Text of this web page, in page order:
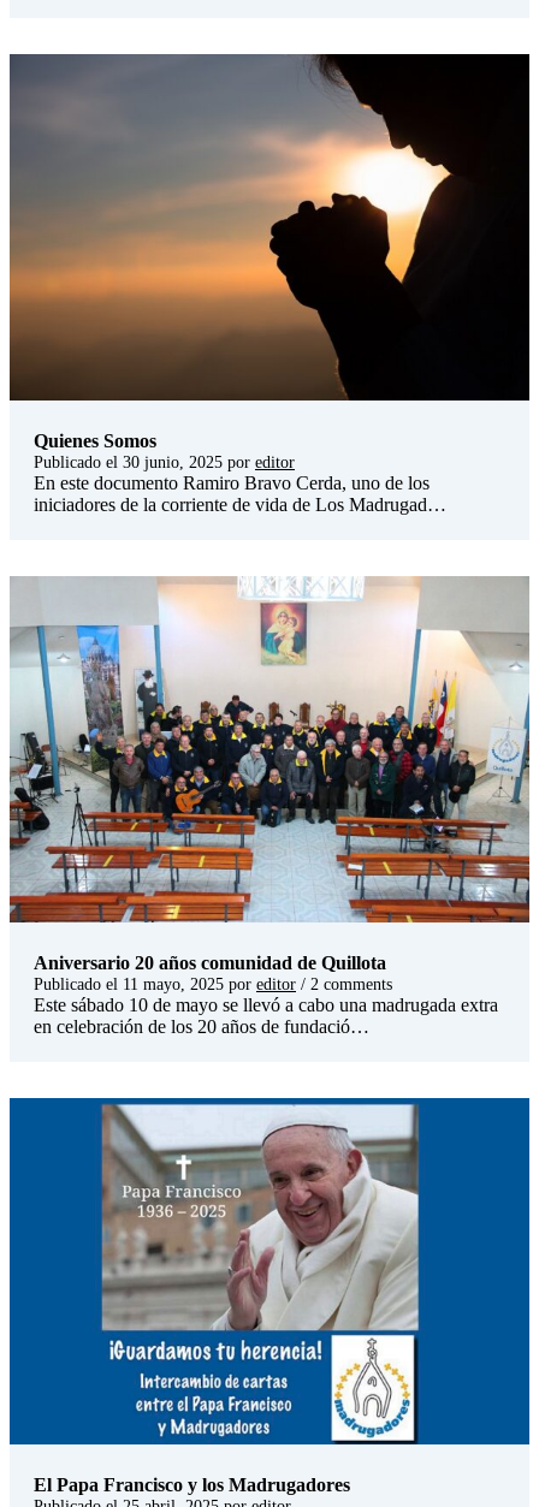
Quienes Somos
Publicado el 30 junio, 2025 por editor
En este documento Ramiro Bravo Cerda, uno de los
iniciadores de la corriente de vida de Los Madrugad…
Aniversario 20 años comunidad de Quillota
Publicado el 11 mayo, 2025 por editor / 2 comments
Este sábado 10 de mayo se llevó a cabo una madrugada extra
en celebración de los 20 años de fundació…
El Papa Francisco y los Madrugadores